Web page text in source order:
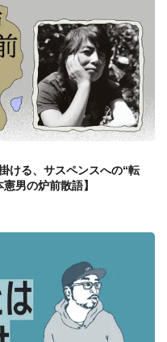
ける、サスペンスへの“転
男の炉前散語】